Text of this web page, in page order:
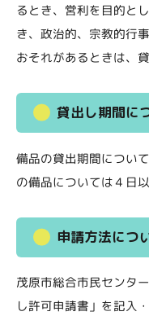
るとき、営利を目的と
き、政治的、宗教的行
おそれがあるときは、
貸出し期間に
備品の貸出期間につい
の備品については４日
申請方法につ
茂原市総合市民センタ
し許可申請書」を記入